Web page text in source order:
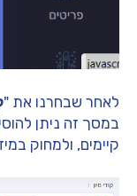
לאחר שבחרנו את "
במסך זה ניתן
קיימים, ולמחוק